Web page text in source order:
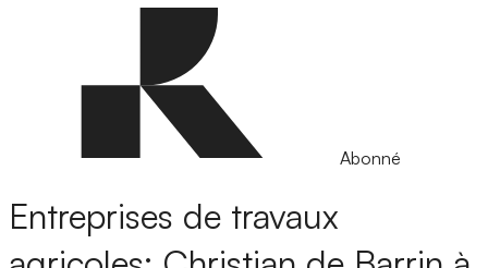
Abonné
Entreprises de travaux